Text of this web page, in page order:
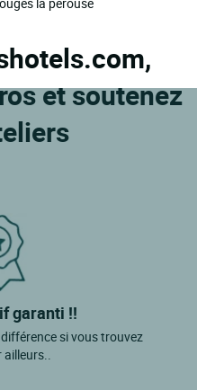
et soutenez
garanti !!
si vous trouvez
ailleurs..